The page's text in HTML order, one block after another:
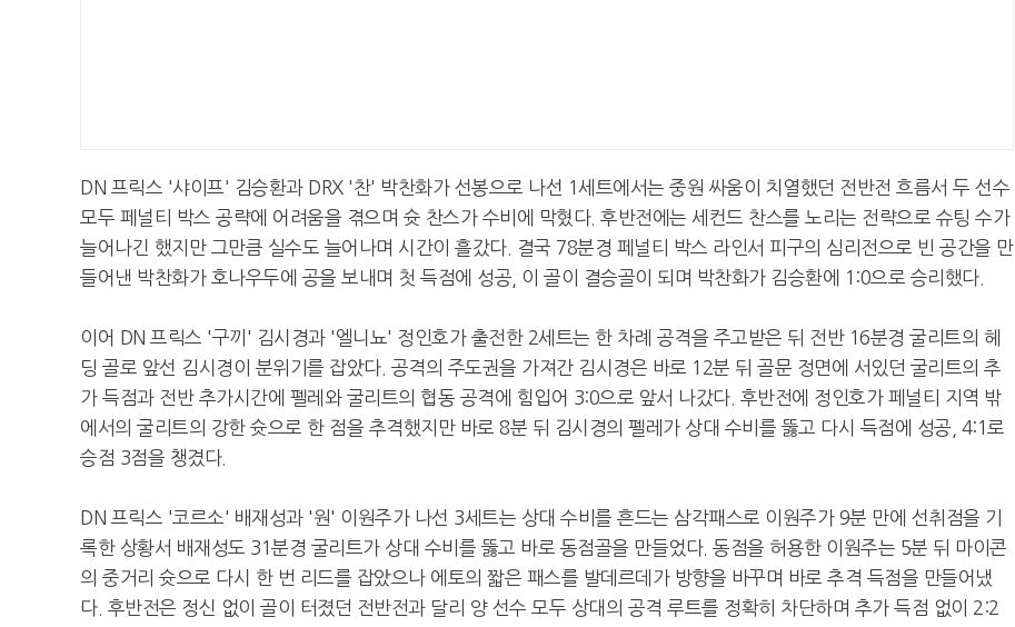
DN 프릭스 '샤이프' 김승환과 DRX '찬' 박찬화가 선봉으로 나선 1세트에서는 중원 싸움이 치열했던 전반전 흐름서 두 선수
모두 페널티 박스 공략에 어려움을 겪으며 슛 찬스가 수비에 막혔다. 후반전에는 세컨드 찬스를 노리는 전략으로 슈팅 수가
늘어나긴 했지만 그만큼 실수도 늘어나며 시간이 흘갔다. 결국 78분경 페널티 박스 라인서 피구의 심리전으로 빈 공간을 만
들어낸 박찬화가 호나우두에 공을 보내며 첫 득점에 성공, 이 골이 결승골이 되며 박찬화가 김승환에 1:0으로 승리했다.
이어 DN 프릭스 '구끼' 김시경과 '엘니뇨' 정인호가 출전한 2세트는 한 차례 공격을 주고받은 뒤 전반 16분경 굴리트의 헤
딩 골로 앞선 김시경이 분위기를 잡았다. 공격의 주도권을 가져간 김시경은 바로 12분 뒤 골문 정면에 서있던 굴리트의 추
가 득점과 전반 추가시간에 펠레와 굴리트의 협동 공격에 힘입어 3:0으로 앞서 나갔다. 후반전에 정인호가 페널티 지역 밖
에서의 굴리트의 강한 슛으로 한 점을 추격했지만 바로 8분 뒤 김시경의 펠레가 상대 수비를 뚫고 다시 득점에 성공, 4:1로
승점 3점을 챙겼다.
DN 프릭스 '코르소' 배재성과 '원' 이원주가 나선 3세트는 상대 수비를 흔드는 삼각패스로 이원주가 9분 만에 선취점을 기
록한 상황서 배재성도 31분경 굴리트가 상대 수비를 뚫고 바로 동점골을 만들었다. 동점을 허용한 이원주는 5분 뒤 마이콘
의 중거리 슛으로 다시 한 번 리드를 잡았으나 에토의 짧은 패스를 발데르데가 방향을 바꾸며 바로 추격 득점을 만들어냈
다. 후반전은 정신 없이 골이 터졌던 전반전과 달리 양 선수 모두 상대의 공격 루트를 정확히 차단하며 추가 득점 없이 2:2